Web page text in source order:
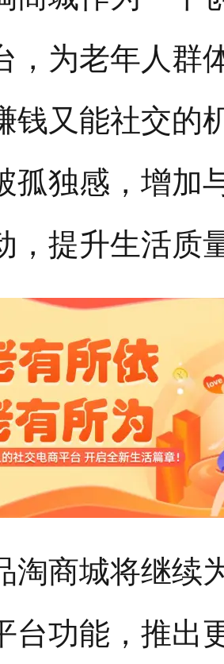
，为老年人群
钱又能社交的
孤独感，增加
，提升生活质
淘商城将继续
台功能，推出